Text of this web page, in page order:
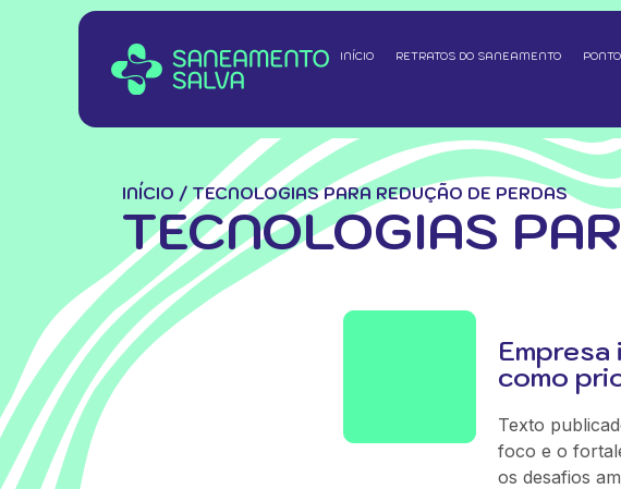
INÍCIO RETRATOS DO SANEAMENTO
INÍCIO / TECNOLOGIAS PARA REDUÇÃO DE PERDAS
TECNOLOGIAS
como
Texto
foco e o
os desafios